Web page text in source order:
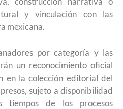
y vinculación con las
mexicana.
por categoría y las
un reconocimiento oficial
en la colección editorial del
sujeto a disponibilidad
tiempos de los procesos